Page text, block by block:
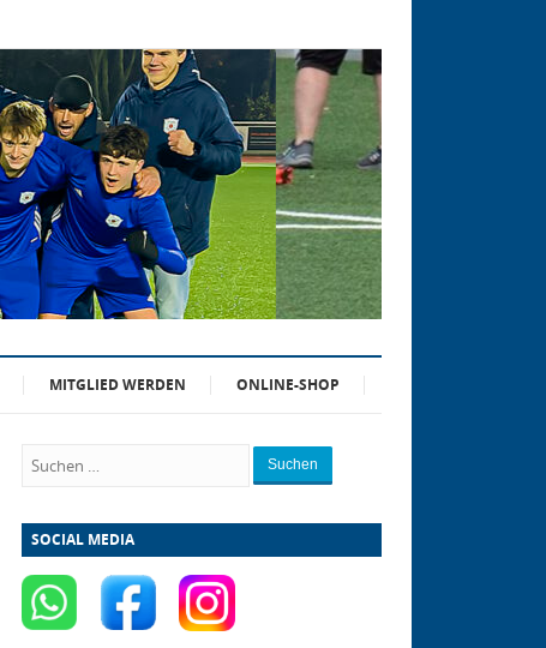
MITGLIED WERDEN ONLINE-SHOP
Suchen
SOCIAL MEDIA